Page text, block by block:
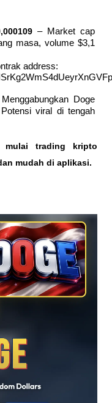
– Market cap
masa, volume $3,1
address:
Doge
viral di tengah
trading kripto
mudah di aplikasi.